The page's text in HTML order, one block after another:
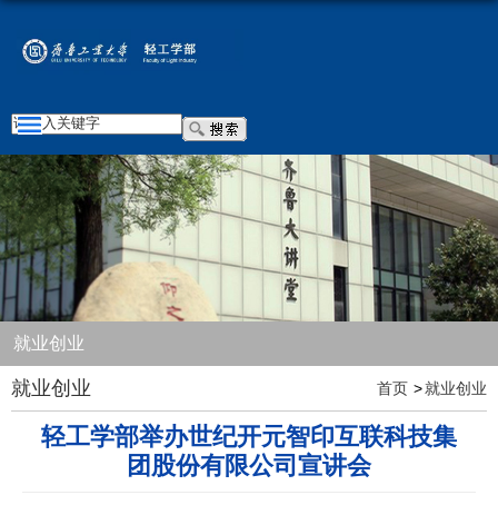
就业创业
首页 就业创业
就业创业
轻工学部举办世纪开元智印互联科技集
团股份有限公司宣讲会